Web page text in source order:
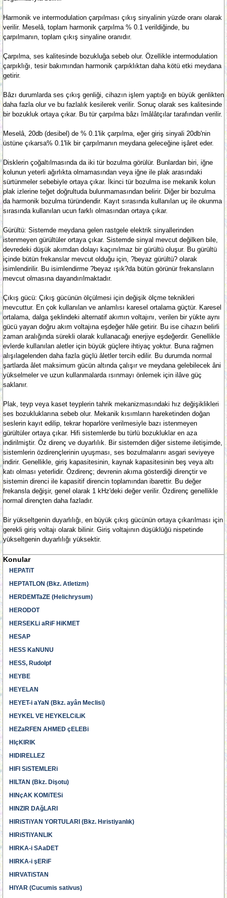
Harmonik ve intermodulation çarpılması çıkış sinyalinin yüzde oranı olarak
verilir. Meselâ, toplam harmonik çarpılma % 0.1 verildiğinde, bu
çarpılmanın, toplam çıkış sinyaline oranıdır.
Çarpılma, ses kalitesinde bozukluğa sebeb olur. Özellikle intermodulation
çarpıklığı, tesir bakımından harmonik çarpıklıktan daha kötü etki meydana
getirir.
Bâzı durumlarda ses çıkış genliği, cihazın işlem yaptığı en büyük genlikten
daha fazla olur ve bu fazlalık kesilerek verilir. Sonuç olarak ses kalitesinde
bir bozukluk ortaya çıkar. Bu tür çarpılma bâzı îmâlâtçılar tarafından verilir.
Meselâ, 20db (desibel) de % 0.1'lik çarpılma, eğer giriş sinyali 20db'nin
üstüne çıkarsa% 0.1'lik bir çarpılmanın meydana geleceğine işâret eder.
Disklerin çoğaltılmasında da iki tür bozulma görülür. Bunlardan biri, iğne
kolunun yeterli ağırlıkta olmamasından veya iğne ile plak arasındaki
sürtünmeler sebebiyle ortaya çıkar. İkinci tür bozulma ise mekanik kolun
plak izlerine teğet doğrultuda bulunmamasından belirir. Diğer bir bozulma
da harmonik bozulma türündendir. Kayıt sırasında kullanılan uç ile okunma
sırasında kullanılan ucun farklı olmasından ortaya çıkar.
Gürültü: Sistemde meydana gelen rastgele elektrik sinyallerinden
istenmeyen gürültüler ortaya çıkar. Sistemde sinyal mevcut değilken bile,
devredeki düşük akımdan dolayı kaçınılmaz bir gürültü oluşur. Bu gürültü
içinde bütün frekanslar mevcut olduğu için, ?beyaz gürültü? olarak
isimlendirilir. Bu isimlendirme ?beyaz ışık?da bütün görünür frekansların
mevcut olmasına dayandırılmaktadır.
Çıkış gücü: Çıkış gücünün ölçülmesi için değişik ölçme teknikleri
mevcuttur. En çok kullanılan ve anlamlısı karesel ortalama güçtür. Karesel
ortalama, dalga şeklindeki alternatif akımın voltajını, verilen bir yükte aynı
gücü yayan doğru akım voltajına eşdeğer hâle getirir. Bu ise cihazın belirli
zaman aralığında sürekli olarak kullanacağı enerjiye eşdeğerdir. Genellikle
evlerde kullanılan aletler için büyük güçlere ihtiyaç yoktur. Buna rağmen
alışılagelenden daha fazla güçlü âletler tercih edilir. Bu durumda normal
şartlarda âlet maksimum gücün altında çalışır ve meydana gelebilecek âni
yükselmeler ve uzun kullanmalarda ısınmayı önlemek için ilâve güç
saklanır.
Plak, teyp veya kaset teyplerin tahrik mekanizmasındaki hız değişiklikleri
ses bozukluklarına sebeb olur. Mekanik kısımların hareketinden doğan
seslerin kayıt edilip, tekrar hoparlöre verilmesiyle bazı istenmeyen
gürültüler ortaya çıkar. Hifi sistemlerde bu türlü bozukluklar en aza
indirilmiştir. Öz direnç ve duyarlılık. Bir sistemden diğer sisteme iletişimde,
sistemlerin özdirençlerinin uyuşması, ses bozulmalarını asgari seviyeye
indirir. Genellikle, giriş kapasitesinin, kaynak kapasitesinin beş veya altı
katı olması yeterlidir. Özdirenç; devrenin akıma gösterdiği dirençtir ve
sistemin direnci ile kapasitif direncin toplamından ibarettir. Bu değer
frekansla değişir, genel olarak 1 kHz'deki değer verilir. Özdirenç genellikle
normal dirençten daha fazladır.
Bir yükseltgenin duyarlılığı, en büyük çıkış gücünün ortaya çıkarılması için
gerekli giriş voltajı olarak bilinir. Giriş voltajının düşüklüğü nispetinde
yükseltgenin duyarlılığı yüksektir.
Konular
HEPATiT
HEPTATLON (Bkz. Atletizm)
HERDEMTaZE (Helichrysum)
HERODOT
HERSEKLi aRiF HiKMET
HESAP
HESS KaNUNU
HESS, Rudolpf
HEYBE
HEYELAN
HEYET-i aYaN (Bkz. ayân Meclisi)
HEYKEL VE HEYKELCiLiK
HEZaRFEN AHMED çELEBi
HIçKIRIK
HIDIRELLEZ
HIFI SiSTEMLERi
HILTAN (Bkz. Dişotu)
HINçAK KOMiTESi
HINZIR DAğLARI
HIRiSTiYAN YORTULARI (Bkz. Hıristiyanlık)
HIRiSTiYANLIK
HIRKA-i SAaDET
HIRKA-i şERiF
HIRVATiSTAN
HIYAR (Cucumis sativus)